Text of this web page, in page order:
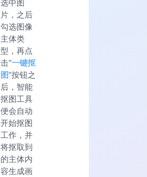
选中图
片，之后
勾选图像
主体类
型，再点
击“一键抠
图”按钮之
后，智能
抠图工具
便会自动
开始抠图
工作，并
将抠取到
的主体内
容生成画